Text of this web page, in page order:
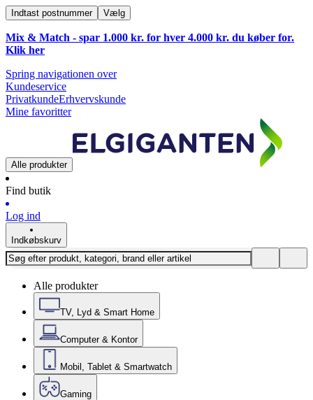
Indtast postnummer Vælg
Mix & Match - spar 1.000 kr. for hver 4.000 kr. du køber for.
Klik her
Spring navigationen over
Kundeservice
PrivatkundeErhvervskunde
Mine favoritter
Alle produkter
Find butik
Log ind
Indkøbskurv
Alle produkter
TV, Lyd & Smart Home
Computer & Kontor
Mobil, Tablet & Smartwatch
Gaming